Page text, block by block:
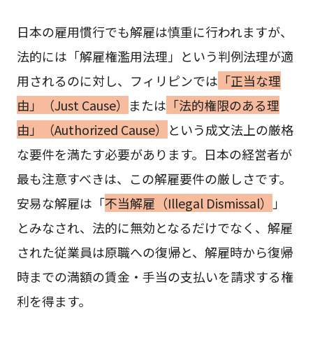
日本の雇用慣行でも解雇は慎重に行われますが、
法的には「解雇権濫用法理」という判例法理が適
用されるのに対し、フィリピンでは 「正当な理
由」（Just Cause） または 「法的権限のある理
由」（Authorized Cause） という成文法上の厳格
な要件を満たす必要があります。日本の経営者が
最も注意すべきは、この解雇要件の厳しさです。
安易な解雇は「不当解雇（Illegal Dismissal）
」
とみなされ、法的に無効となるだけでなく、解雇
された従業員は原職への復帰と、解雇時から復帰
時までの満額の賃金・手当の支払いを請求する権
利を得ます。